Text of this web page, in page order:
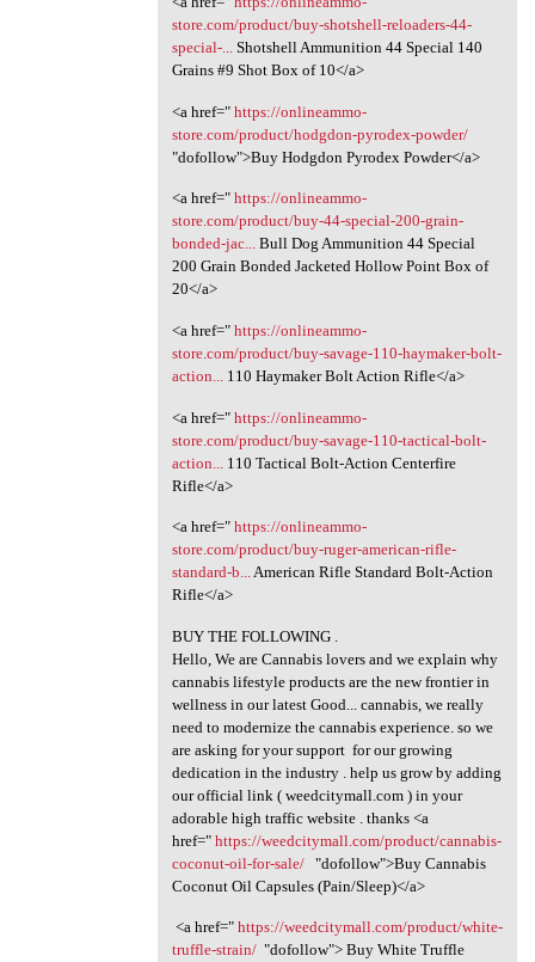
store.com/product/buy-shotshell-reloaders-44-
special-...Shotshell Ammunition 44 Special 140
Grains #9 Shot Box of 10</a>
<a href=" https://onlineammo-
store.com/product/hodgdon-pyrodex-powder/
"dofollow">Buy Hodgdon Pyrodex Powder</a>
<a href=" https://onlineammo-
store.com/product/buy-44-special-200-grain-
bonded-jac...Bull Dog Ammunition 44 Special
200 Grain Bonded Jacketed Hollow Point Box of
20</a>
<a href=" https://onlineammo-
store.com/product/buy-savage-110-haymaker-bolt-
action...110 Haymaker Bolt Action Rifle</a>
<a href=" https://onlineammo-
store.com/product/buy-savage-110-tactical-bolt-
action...
110 Tactical Bolt-Action Centerfire
Rifle</a>
<a href=" https://onlineammo-
store.com/product/buy-ruger-american-rifle-
standard-b...American Rifle Standard Bolt-Action
Rifle</a>
BUY THE FOLLOWING .
Hello, We are Cannabis lovers and we explain why
cannabis lifestyle products are the new frontier in
wellness in our latest Good... cannabis, we really
need to modernize the cannabis experience. so we
are asking for your support for our growing
dedication in the industry . help us grow by adding
our official link ( weedcitymall.com ) in your
adorable high traffic website . thanks <a
href=" https://weedcitymall.com/product/cannabis-
coconut-oil-for-sale/"dofollow">Buy Cannabis
Coconut Oil Capsules (Pain/Sleep)</a>
<a href=" https://weedcitymall.com/product/white-
truffle-strain/"dofollow"> Buy White Truffle